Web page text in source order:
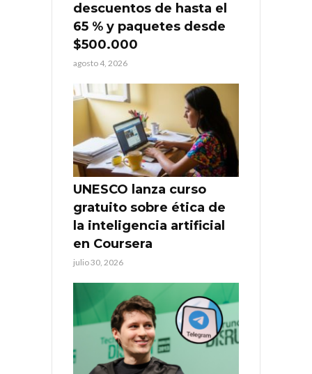
descuentos de hasta el
65 % y paquetes desde
$500.000
agosto 4, 2026
UNESCO lanza curso
gratuito sobre ética de
la inteligencia artificial
en Coursera
julio 30, 2026